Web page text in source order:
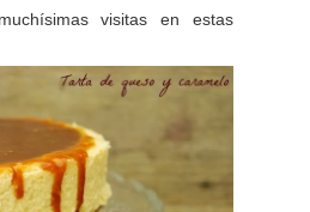
visitas en estas